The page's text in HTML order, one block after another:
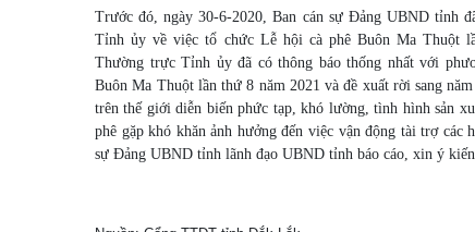
Trước đó, ngày 30-6-2020, Ban cán sự Đảng UBND tỉnh
Tỉnh ủy về việc tổ chức Lễ hội cà phê Buôn Ma Thuột
Thường trực Tỉnh ủy đã có thông báo thống nhất với
Buôn Ma Thuột lần thứ 8 năm 2021 và đề xuất rời sang
trên thế giới diễn biến phức tạp, khó lường, tình hình sản
phê gặp khó khăn ảnh hưởng đến việc vận động tài trợ
sự Đảng UBND tỉnh lãnh đạo UBND tỉnh báo cáo, xin ý